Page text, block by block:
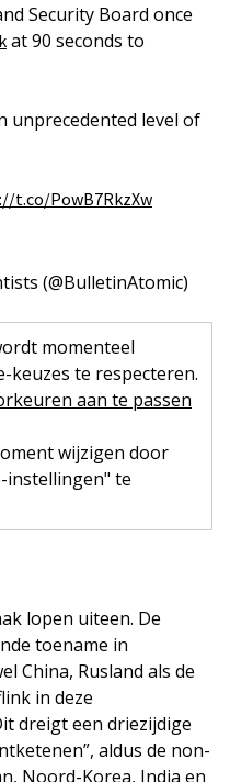
Security Board once
at 90 seconds to
unprecedented level of
t.co/PowB7RkzXw
(@BulletinAtomic)
momenteel
keuzes te respecteren.
aan te passen
wijzigen door
instellingen" te
lopen uiteen. De
toename in
China, Rusland als de
in deze
dreigt een driezijdige
aldus de non-
Noord-Korea, India en